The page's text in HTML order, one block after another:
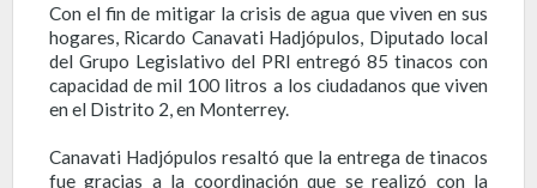
Con el fin de mitigar la crisis de agua que viven en sus
hogares, Ricardo Canavati Hadjópulos, Diputado local
del Grupo Legislativo del PRI entregó 85 tinacos con
capacidad de mil 100 litros a los ciudadanos que viven
en el Distrito 2, en Monterrey.
Canavati Hadjópulos resaltó que la entrega de tinacos
fue gracias a la coordinación que se realizó con la